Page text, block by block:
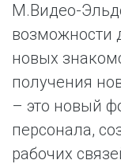
М.Видео-
возможности
новых
получения
– это новый
персонала,
рабочих